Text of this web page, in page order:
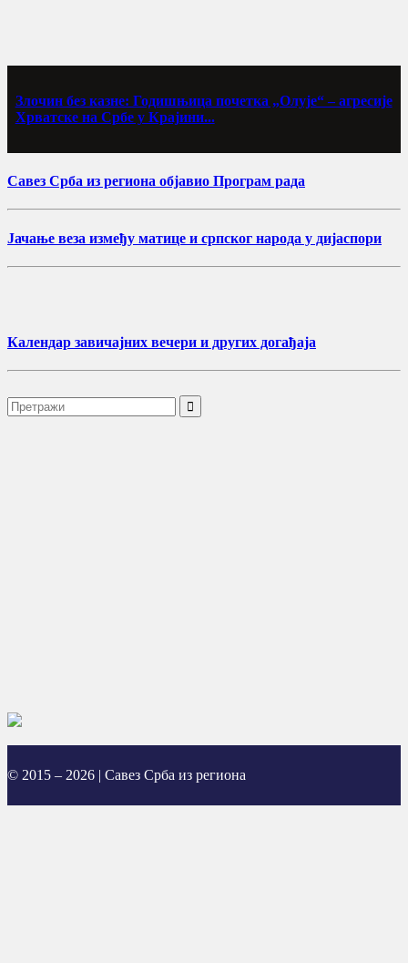
Злочин без казне: Годишњица почетка „Олује“ – агресије
Хрватске на Србе у Крајини...
Савез Срба из региона објавио Програм рада
Јачање веза између матице и српског народа у дијаспори
Календар завичајних вечери и других догађаја
© 2015 – 2026 | Савез Срба из региона